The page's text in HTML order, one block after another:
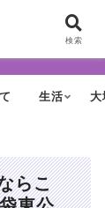
魅力を面白く・
生活 大
らこ
検索